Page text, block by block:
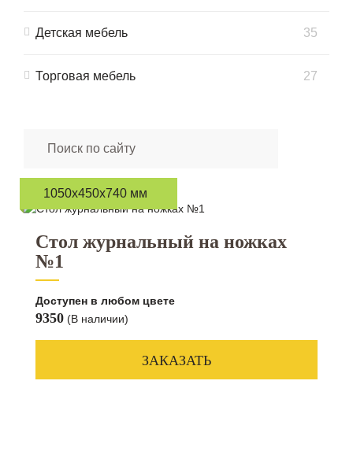
Детская мебель 35
Торговая мебель 27
1050х450х740 мм
Стол журнальный на ножках
№1
Доступен в любом цвете
9350 (В наличии)
ЗАКАЗАТЬ